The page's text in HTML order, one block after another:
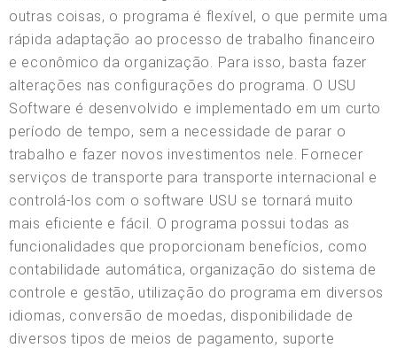
outras coisas, o programa é flexível, o que permite uma
rápida adaptação ao processo de trabalho financeiro
e econômico da organização. Para isso, basta fazer
alterações nas configurações do programa. O USU
Software é desenvolvido e implementado em um curto
período de tempo, sem a necessidade de parar o
trabalho e fazer novos investimentos nele. Fornecer
serviços de transporte para transporte internacional e
controlá-los com o software USU se tornará muito
mais eficiente e fácil. O programa possui todas as
funcionalidades que proporcionam benefícios, como
contabilidade automática, organização do sistema de
controle e gestão, utilização do programa em diversos
idiomas, conversão de moedas, disponibilidade de
diversos tipos de meios de pagamento, suporte